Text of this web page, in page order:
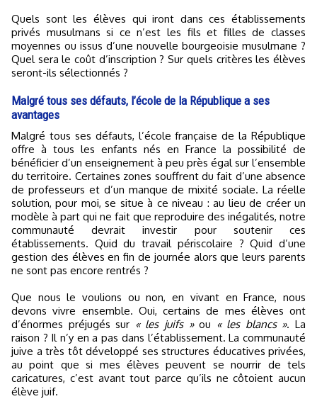
Quels sont les élèves qui iront dans ces établissements
privés musulmans si ce n’est les fils et filles de classes
moyennes ou issus d’une nouvelle bourgeoisie musulmane ?
Quel sera le coût d’inscription ? Sur quels critères les élèves
seront-ils sélectionnés ?
Malgré tous ses défauts, l’école de la République a ses
avantages
Malgré tous ses défauts, l’école française de la République
offre à tous les enfants nés en France la possibilité de
bénéficier d’un enseignement à peu près égal sur l’ensemble
du territoire. Certaines zones souffrent du fait d’une absence
de professeurs et d’un manque de mixité sociale. La réelle
solution, pour moi, se situe à ce niveau : au lieu de créer un
modèle à part qui ne fait que reproduire des inégalités, notre
communauté devrait investir pour soutenir ces
établissements. Quid du travail périscolaire ? Quid d’une
gestion des élèves en fin de journée alors que leurs parents
ne sont pas encore rentrés ?
Que nous le voulions ou non, en vivant en France, nous
devons vivre ensemble. Oui, certains de mes élèves ont
d’énormes préjugés sur « les juifs »ou « les blancs ». La
raison ? Il n’y en a pas dans l’établissement. La communauté
juive a très tôt développé ses structures éducatives privées,
au point que si mes élèves peuvent se nourrir de tels
caricatures, c’est avant tout parce qu’ils ne côtoient aucun
élève juif.